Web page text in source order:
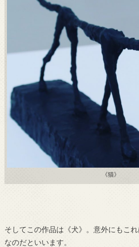
《猫》
そしてこの作品は《犬》。意外にもこ
なのだといいます。